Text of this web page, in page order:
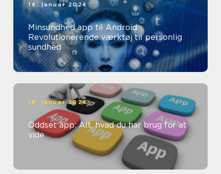
18. januar 2024
Minsundhed app til Android
Revolutionerende værktøj til personlig
sundhed
18. januar 2024
Oddset app: Alt, hvad du har brug for at
vide